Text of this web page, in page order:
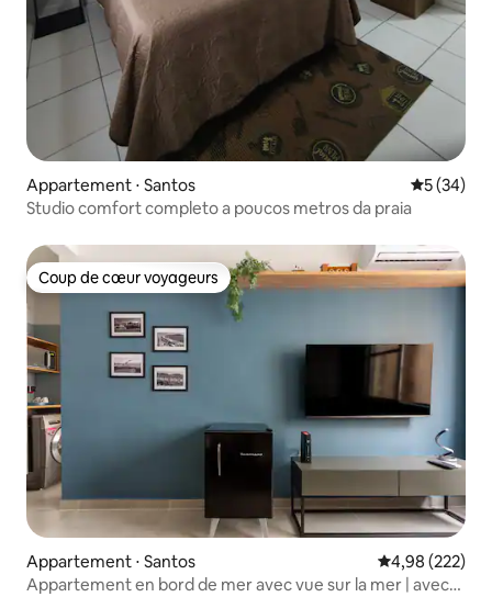
Appartement ⋅ Santos
5 (34)
Studio comfort completo a poucos metros da praia
Coup de cœur voyageurs
Coup de cœur voyageurs
Appartement ⋅ Santos Évaluation
4,98 (222)
Appartement en bord de mer avec vue sur la mer | avec